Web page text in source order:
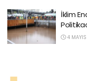
İklim
4